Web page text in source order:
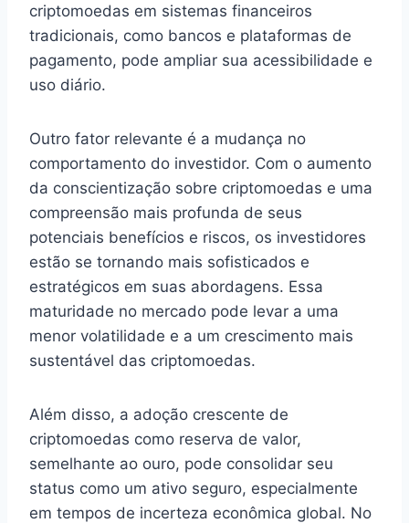
criptomoedas em sistemas financeiros
tradicionais, como bancos e plataformas de
pagamento, pode ampliar sua acessibilidade e
uso diário.
Outro fator relevante é a mudança no
comportamento do investidor. Com o aumento
da conscientização sobre criptomoedas e uma
compreensão mais profunda de seus
potenciais benefícios e riscos, os investidores
estão se tornando mais sofisticados e
estratégicos em suas abordagens. Essa
maturidade no mercado pode levar a uma
menor volatilidade e a um crescimento mais
sustentável das criptomoedas.
Além disso, a adoção crescente de
criptomoedas como reserva de valor,
semelhante ao ouro, pode consolidar seu
status como um ativo seguro, especialmente
em tempos de incerteza econômica global. No